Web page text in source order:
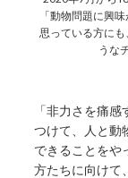
「動物問題に興
思っている方に
うな
「非力さを痛
つけて、人と動
できることをや
方たちに向けて